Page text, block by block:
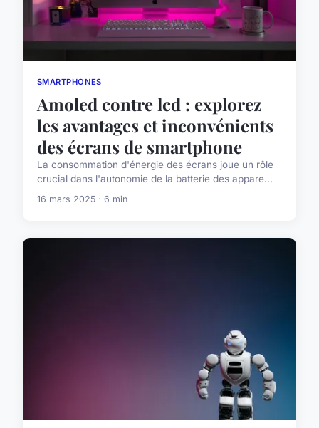
SMARTPHONES
Amoled contre lcd : explorez
les avantages et inconvénients
des écrans de smartphone
La consommation d'énergie des écrans joue un rôle
crucial dans l'autonomie de la batterie des appare...
16 mars 2025 · 6 min